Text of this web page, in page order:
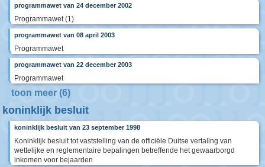
programmawet van 24 december 2002
Programmawet (1)
programmawet van 08 april 2003
Programmawet
programmawet van 22 december 2003
Programmawet
toon meer (6)
koninklijk besluit
koninklijk besluit van 23 september 1998
Koninklijk besluit tot vaststelling van de officiële Duitse vertaling van
wettelijke en reglementaire bepalingen betreffende het gewaarborgd
inkomen voor bejaarden